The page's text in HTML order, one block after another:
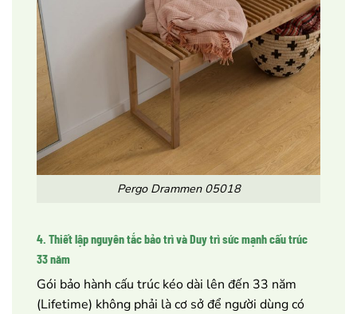
Pergo Drammen 05018
4. Thiết lập nguyên tắc bảo trì và Duy trì sức mạnh cấu trúc
33 năm
Gói bảo hành cấu trúc kéo dài lên đến 33 năm
(Lifetime) không phải là cơ sở để người dùng có